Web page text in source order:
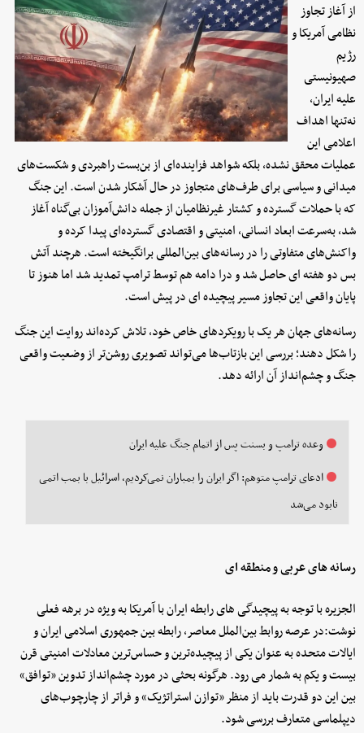
از آغاز تجاوز
نظامی آمریکا و
رژیم
صهیونیستی
علیه ایران،
نه‌تنها اهداف
اعلامی این
عملیات محقق نشده، بلکه شواهد فزاینده‌ای از بن‌بست راهبردی و شکست‌های
میدانی و سیاسی برای طرف‌های متجاوز در حال آشکار شدن است. این جنگ
که با حملات گسترده و کشتار غیرنظامیان از جمله دانش‌آموزان بی‌گناه آغاز
شد، به‌سرعت ابعاد انسانی، امنیتی و اقتصادی گسترده‌ای پیدا کرده و
واکنش‌های متفاوتی را در رسانه‌های بین‌المللی برانگیخته است. هرچند آتش
بس دو هفته ای حاصل شد و درا دامه هم توسط ترامپ تمدید شد اما هنوز تا
پایان واقعی این تجاوز مسیر پیچیده ای در پیش است.
رسانه‌های جهان هر یک با رویکردهای خاص خود، تلاش کرده‌اند روایت این جنگ
را شکل دهند؛ بررسی این بازتاب‌ها می‌تواند تصویری روشن‌تر از وضعیت واقعی
جنگ و چشم‌انداز آن ارائه دهد.
وعده ترامپ و بسنت پس از اتمام جنگ علیه ایران
ادعای ترامپ متوهم: اگر ایران را بمباران نمی‌کردیم، اسرائیل با بمب اتمی
نابود می‌شد
رسانه های عربی و منطقه ای
الجزیره با توجه به پیچیدگی های رابطه ایران با آمریکا به ویژه در برهه فعلی
نوشت:در عرصه روابط بین‌الملل معاصر، رابطه بین جمهوری اسلامی ایران و
ایالات متحده به عنوان یکی از پیچیده‌ترین و حساس‌ترین معادلات امنیتی قرن
بیست و یکم به شمار می رود. هرگونه بحثی در مورد چشم‌انداز تدوین «توافق»
بین این دو قدرت باید از منظر «توازن استراتژیک» و فراتر از چارچوب‌های
دیپلماسی متعارف بررسی شود.